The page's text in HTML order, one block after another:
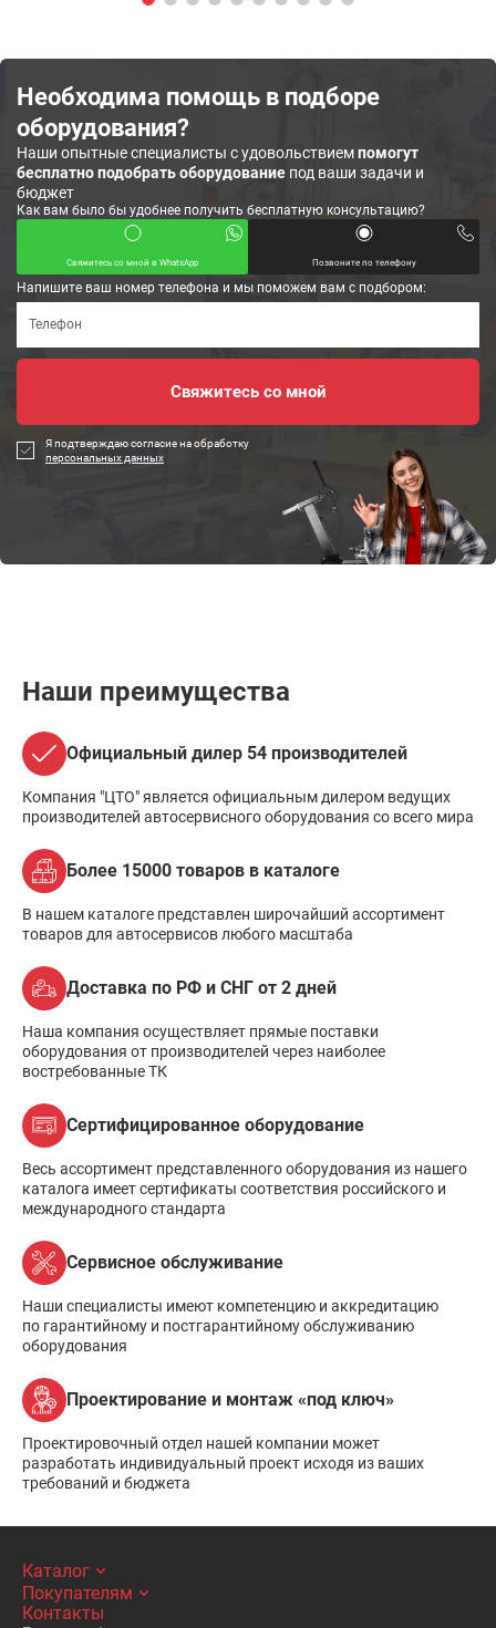
Необходима помощь в подборе
оборудования?
Наши опытные специалисты с удовольствиемпомогут
бесплатно подобрать оборудование под ваши задачи и
бюджет
Как вам было бы удобнее получить бесплатную консультацию?
Свяжитесь со мной в WhatsApp Позвоните по телефону
Напишите ваш номер телефона и мы поможем вам с подбором:
Я подтверждаю согласие на обработку
персональных данных
Наши преимущества
Официальный дилер 54 производителей
Компания "ЦТО" является официальным дилером ведущих
производителей автосервисного оборудования со всего мира
Более 15000 товаров в каталоге
В нашем каталоге представлен широчайший ассортимент
товаров для автосервисов любого масштаба
Доставка по РФ и СНГ от 2 дней
Наша компания осуществляет прямые поставки
оборудования от производителей через наиболее
востребованные ТК
Сертифицированное оборудование
Весь ассортимент представленного оборудования из нашего
каталога имеет сертификаты соответствия российского и
международного стандарта
Сервисное обслуживание
Наши специалисты имеют компетенцию и аккредитацию
по гарантийному и постгарантийному обслуживанию
оборудования
Проектирование и монтаж «под ключ»
Проектировочный отдел нашей компании может
разработать индивидуальный проект исходя из ваших
требований и бюджета
Каталог
Покупателям
Контакты